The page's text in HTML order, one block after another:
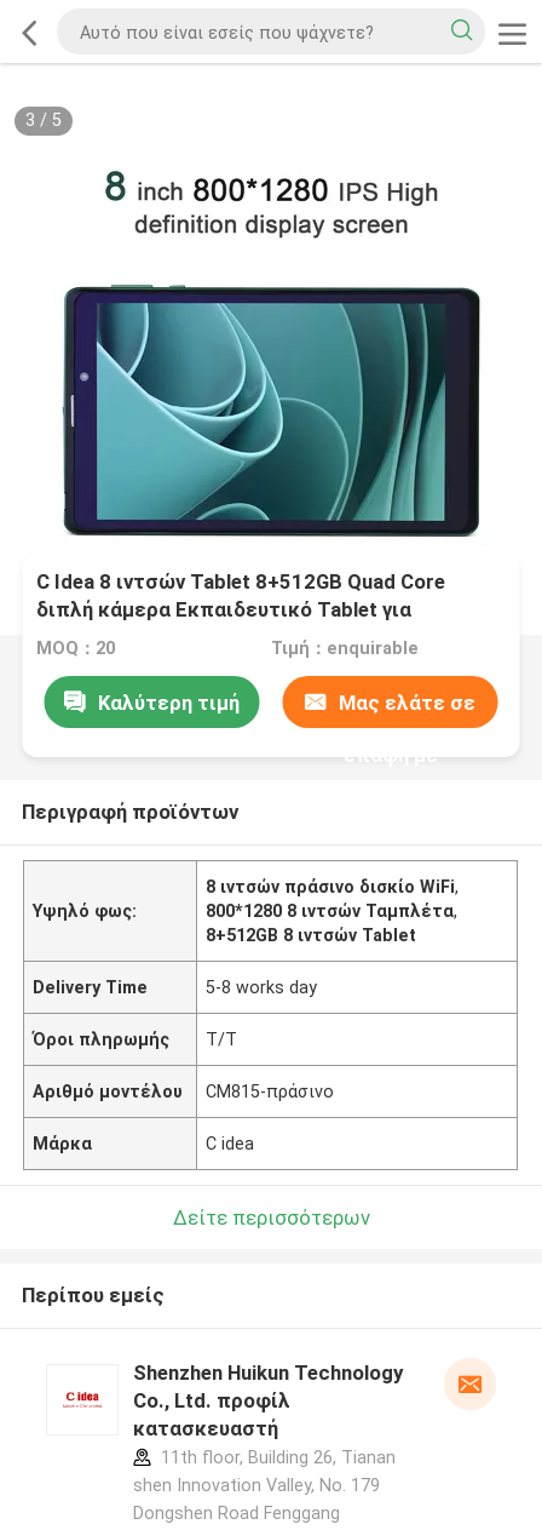
3 / 5
C Idea 8 ιντσών Tablet 8+512GB Quad Core
διπλή κάμερα Εκπαιδευτικό Tablet για
φοιτητές CM815
MOQ：20 Τιμή：enquirable
Καλύτερη τιμή Μας ελάτε σε
επαφή με
Περιγραφή προϊόντων
Υψηλό φως:
8 ιντσών πράσινο δισκίο WiFi,
800*1280 8 ιντσών Ταμπλέτα,
8+512GB 8 ιντσών Tablet
Delivery Time 5-8 works day
Όροι πληρωμής Τ/Τ
Αριθμό μοντέλου CM815-πράσινο
Μάρκα C idea
Δείτε περισσότερων
Περίπου εμείς
Shenzhen Huikun Technology
Co., Ltd. προφίλ
κατασκευαστή
11th floor, Building 26, Tianan
shen Innovation Valley, No. 179
Dongshen Road Fenggang